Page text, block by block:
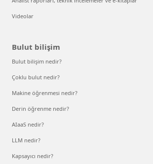
Videolar
Bulut bilişim
Bulut bilişim nedir?
Çoklu bulut nedir?
Makine öğrenmesi nedir?
Derin öğrenme nedir?
AIaaS nedir?
LLM nedir?
Kapsayıcı nedir?